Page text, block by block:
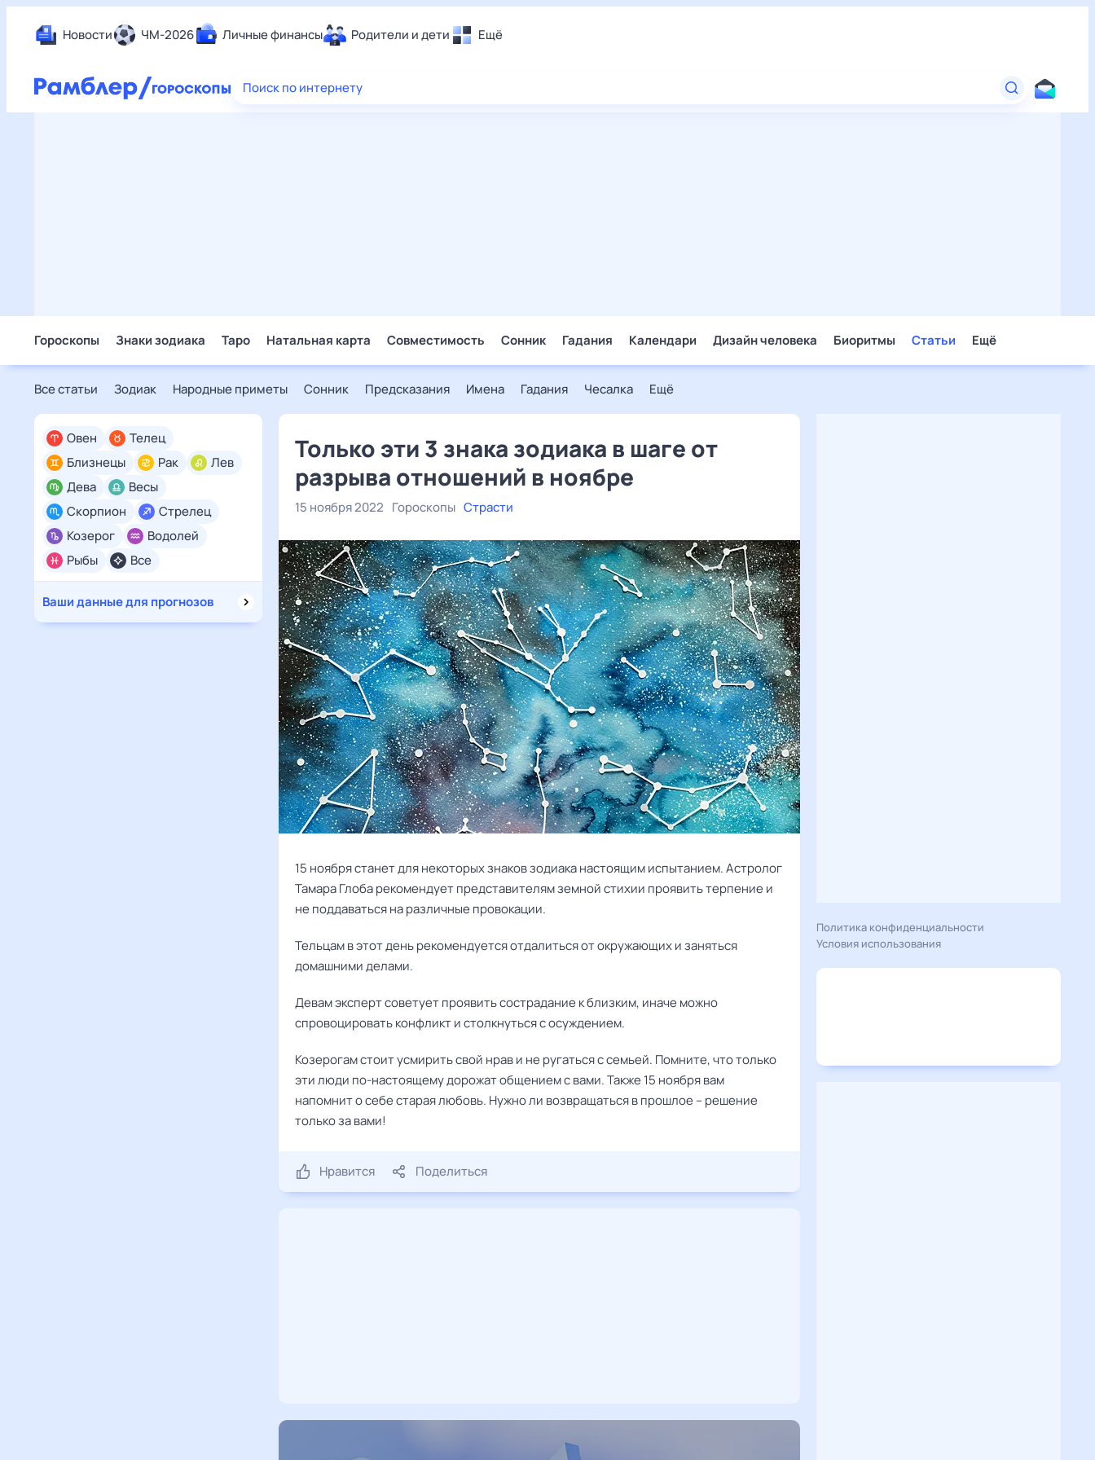
Новости ЧМ-2026 Личные финансы Родители и дети Ещё
Еда
Поиск по интернету
Гороскопы Знаки зодиака Таро Натальная карта Совместимость Сонник Гадания Календари Дизайн человека Биоритмы Статьи Ещё
Все статьи Зодиак Народные приметы Сонник Предсказания Имена Гадания Чесалка Ещё
Все
Овен
Телец
Близнецы
Рак
Лев
Дева
Весы
Скорпион
Стрелец
Козерог
Водолей
Рыбы
Ваши данные для прогнозов
Только эти 3 знака зодиака в шаге от
разрыва отношений в ноябре
15 ноября 2022 Гороскопы Страсти
15 ноября станет для некоторых знаков зодиака настоящим испытанием. Астролог
Тамара Глобарекомендует представителям земной стихии проявить терпение и
не поддаваться на различные провокации.
Тельцам в этот день рекомендуется отдалиться от окружающих и заняться
домашними делами.
Девам эксперт советует проявить сострадание к близким, иначе можно
спровоцировать конфликт и столкнуться с осуждением.
Козерогам стоит усмирить свой нрав и не ругаться с семьей. Помните, что только
эти люди по-настоящему дорожат общением с вами. Также 15 ноября вам
напомнит о себе старая любовь. Нужно ли возвращаться в прошлое – решение
только за вами!
Нравится Поделиться
Политика конфиденциальности
Условия использования